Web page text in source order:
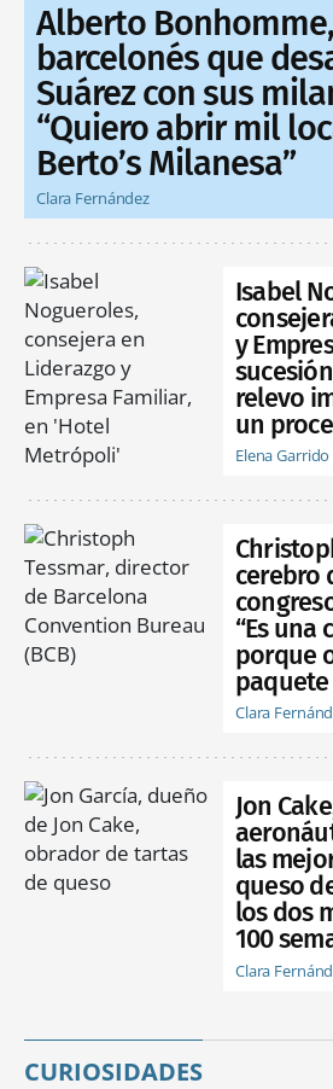
Alberto
barcelonés que
Suárez con sus
“Quiero abrir mil
Berto’s Milanesa”
Clara Fernández
Isabel
y
relevo
un
Elena Garrido
cerebro
“Es una
porque
Clara
Jon
las
queso
los dos
100
Clara
CURIOSIDADES